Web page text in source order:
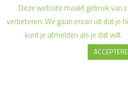
Schrijf je in voor
Deze website maakt gebruik van
verbeteren. We gaan ervan uit dat je
kunt je afmelden als je dat wilt.